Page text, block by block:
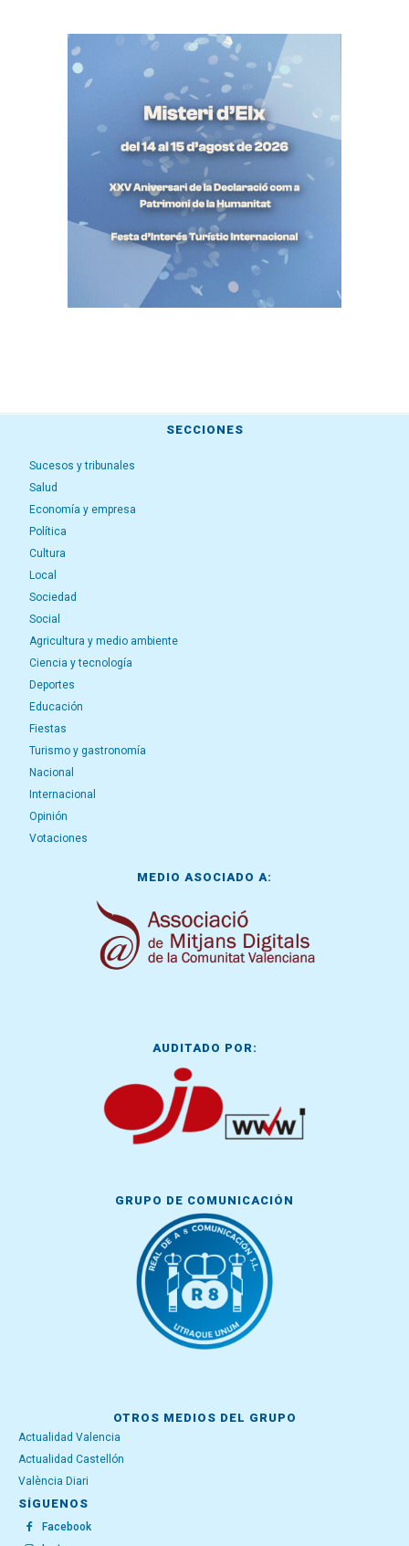
SECCIONES
Sucesos y tribunales
Salud
Economía y empresa
Política
Cultura
Local
Sociedad
Social
Agricultura y medio ambiente
Ciencia y tecnología
Deportes
Educación
Fiestas
Turismo y gastronomía
Nacional
Internacional
Opinión
Votaciones
MEDIO ASOCIADO A:
AUDITADO POR:
GRUPO DE COMUNICACIÓN
OTROS MEDIOS DEL GRUPO
Actualidad Valencia
Actualidad Castellón
València Diari
SÍGUENOS
Facebook